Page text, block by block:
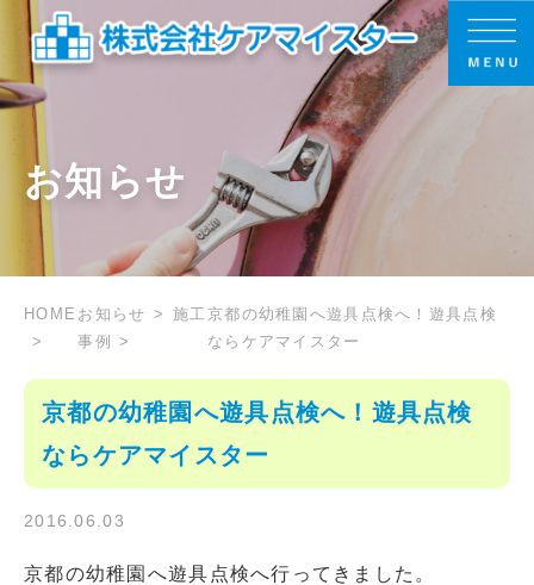
お知らせ
HOME お知らせ
施工
事例
京都の幼稚園へ遊具点検へ！遊具点検
ならケアマイスター
京都の幼稚園へ遊具点検へ！遊具点検
ならケアマイスター
2016.06.03
京都の幼稚園へ遊具点検へ行ってきました。